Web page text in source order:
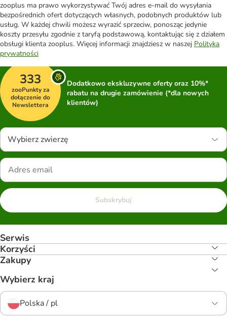
zooplus ma prawo wykorzystywać Twój adres e-mail do wysyłania
bezpośrednich ofert dotyczących własnych, podobnych produktów lub
usług. W każdej chwili możesz wyrazić sprzeciw, ponosząc jedynie
koszty przesyłu zgodnie z taryfą podstawową, kontaktując się z działem
obsługi klienta zooplus. Więcej informacji znajdziesz w naszej Polityka
prywatności
333
zooPunkty za
dołączenie do
Newslettera
Dodatkowo ekskluzywne oferty oraz 10%*
rabatu na drugie zamówienie (*dla nowych
klientów)
Wybierz zwierzę
Subskrybuj
Serwis
Korzyści
Zakupy
Wybierz kraj
Polska / pl